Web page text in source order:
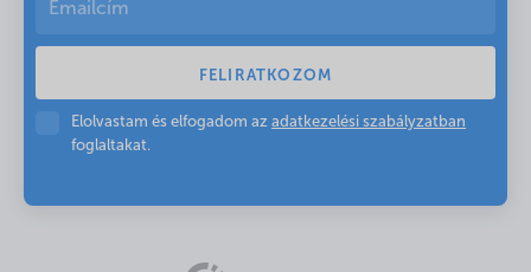
Elolvastam és elfogadom az adatkezelési szabályzatban
foglaltakat.